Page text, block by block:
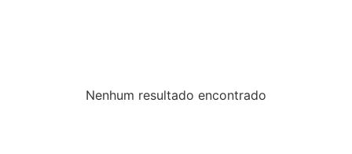
Nenhum resultado encontrado